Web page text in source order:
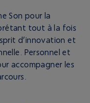
Son pour la
tout à la fois
d’innovation et
Personnel et
accompagner les